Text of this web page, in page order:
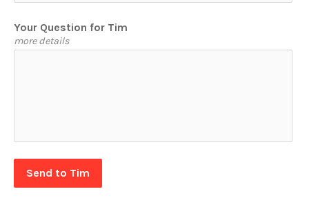
Your Question for Tim
more details
Send to Tim